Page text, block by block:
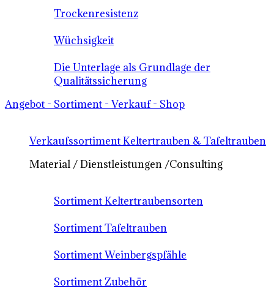
Trockenresistenz
Wüchsigkeit
Die Unterlage als Grundlage der
Qualitätssicherung
Angebot - Sortiment - Verkauf - Shop
Verkaufssortiment Keltertrauben & Tafeltrauben
Material / Dienstleistungen /Consulting
Sortiment Keltertraubensorten
Sortiment Tafeltrauben
Sortiment Weinbergspfähle
Sortiment Zubehör